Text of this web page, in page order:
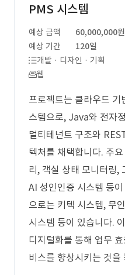
PMS 시스템
예상 금액
60,000,000원
예상 기간
120일
개발 · 디자인 · 기획
웹
프로젝트는 클라우드 기
스템으로, Java와 전자
멀티테넌트 구조와
텍처를 채택합니다. 주
리, 객실 상태 모니터링,
AI 성인인증 시스템 등
으로는 키텍 시스템, 무
시스템 등이 있습니다.
디지털화를 통해 업무
비스를 향상시키는 것을